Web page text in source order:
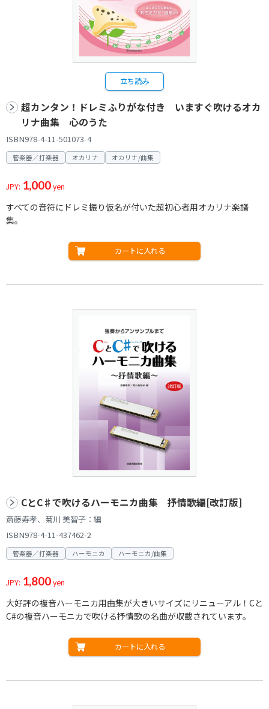
立ち読み
超カンタン！ドレミふりがな付き いますぐ吹けるオカ
リナ曲集 心のうた
ISBN978-4-11-501073-4
管楽器／打楽器 オカリナ オカリナ/曲集
JPY: 1,000yen
すべての音符にドレミ振り仮名が付いた超初心者用オカリナ楽譜
集。
カートに入れる
CとC♯で吹けるハーモニカ曲集 抒情歌編[改訂版]
斎藤寿孝、菊川 美智子：編
ISBN978-4-11-437462-2
管楽器／打楽器 ハーモニカ ハーモニカ/曲集
JPY: 1,800yen
大好評の複音ハーモニカ用曲集が大きいサイズにリニューアル！Cと
C#の複音ハーモニカで吹ける抒情歌の名曲が収載されています。
カートに入れる